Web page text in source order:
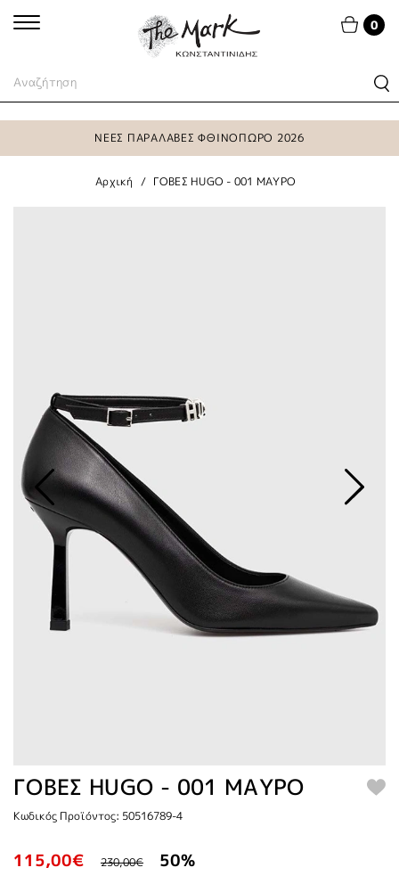
0
ΝΕΕΣ ΠΑΡΑΛΑΒΕΣ ΦΘΙΝΟΠΩΡΟ 2026
Αρχική ΓΟΒΕΣ HUGO - 001 ΜΑΥΡΟ
ΓΟΒΕΣ HUGO - 001 ΜΑΥΡΟ
Κωδικός Προϊόντος: 50516789-4
115,00€ 230,00€ 50%